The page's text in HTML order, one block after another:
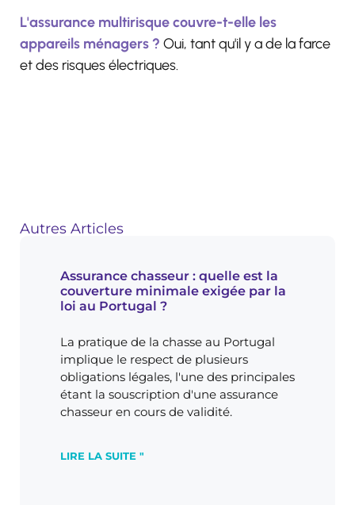
L'assurance multirisque couvre-t-elle les
appareils ménagers ? Oui, tant qu'il y a de la farce
et des risques électriques.
Autres Articles
Assurance chasseur : quelle est la
couverture minimale exigée par la
loi au Portugal ?
La pratique de la chasse au Portugal
implique le respect de plusieurs
obligations légales, l'une des principales
étant la souscription d'une assurance
chasseur en cours de validité.
LIRE LA SUITE "